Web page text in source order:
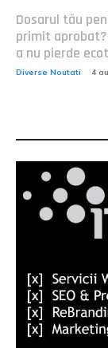
Dosarul tău
primit
a nu pierde
Diverse Noutati 4